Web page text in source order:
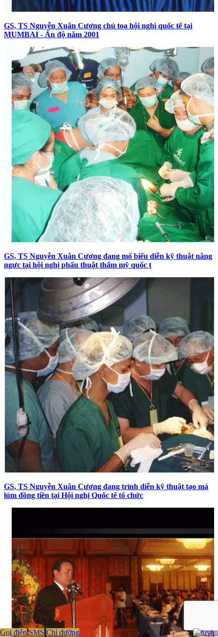
GS, TS Nguyễn Xuân Cương chủ toạ hội nghị quốc tế tại
MUMBAI - Ấn độ năm 2001
GS, TS Nguyễn Xuân Cương đang mổ biểu diễn kỹ thuật nâng
ngực tại hội nghị phẩu thuật thẩm mỹ quốc t
GS, TS Nguyễn Xuân Cương đang trình diễn kỹ thuật tạo má
lúm đồng tiền tại Hội nghị Quốc tế tổ chức
Gọi điện SMS Chỉ đường